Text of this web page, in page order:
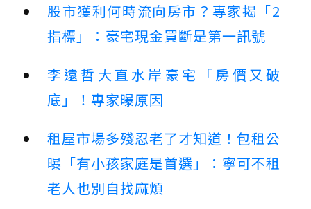
股市獲利何時流向房市？專家揭「2
指標」：豪宅現金買斷是第一訊號
李遠哲大直水岸豪宅「房價又破
底」！專家曝原因
租屋市場多殘忍老了才知道！包租公
曝「有小孩家庭是首選」：寧可不租
老人也別自找麻煩